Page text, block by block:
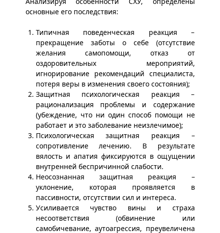
основные его последствия:
Типичная поведенческая реакция –
прекращение заботы о себе (отсутствие
желания самопомощи, отказ от
оздоровительных мероприятий,
игнорирование рекомендаций специалиста,
потеря веры в изменения своего состояния);
Защитная психологическая реакция –
рационализация проблемы и содержание
(убеждение, что ни один способ помощи не
работает и это заболевание неизлечимое);
Психологическая защитная реакция –
сопротивление лечению. В результате
вялость и апатия фиксируются в ощущении
внутренней беспричинной слабости.
Неосознанная защитная реакция –
уклонение, которая проявляется в
пассивности, отсутствии сил и интереса.
Усиливается чувство вины и страха
несоответствия (обвинение или
самобичевание, аутоагрессия, преувеличена